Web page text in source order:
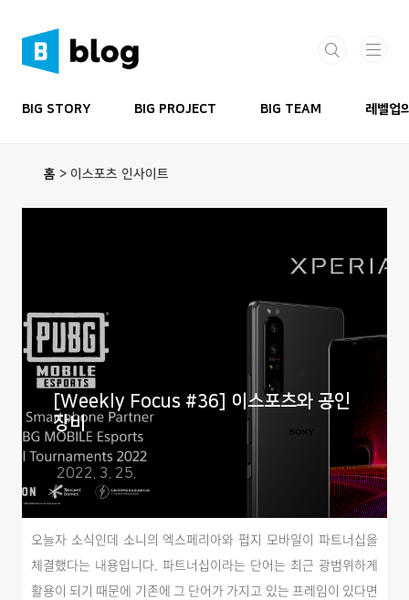
BIG STORY BIG PROJECT BIG TEAM 레벨업
홈 > 이스포츠 인사이트
[Weekly Focus #36] 이스포츠와 공인
장비
2022. 3. 25.
오늘자 소식인데 소니의 엑스페리아와 펍지 모바일이 파트너십을
체결했다는 내용입니다. 파트너십이라는 단어는 최근 광범위하게
활용이 되기 때문에 기존에 그 단어가 가지고 있는 프레임이 있다면